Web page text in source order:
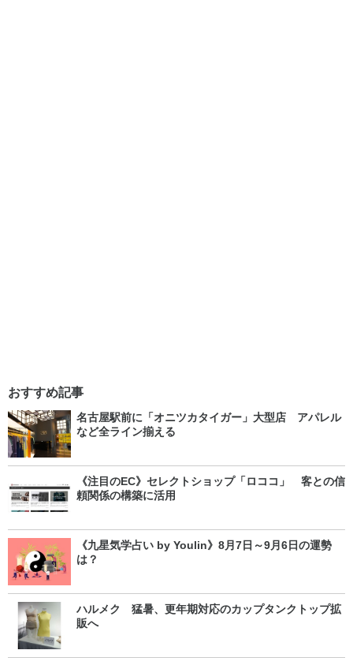
おすすめ記事
名古屋駅前に「オニツカタイガー」大型店 アパレル
など全ライン揃える
《注目のEC》セレクトショップ「ロココ」 客との信
頼関係の構築に活用
《九星気学占い by Youlin》8月7日～9月6日の運勢
は？
ハルメク 猛暑、更年期対応のカップタンクトップ拡
販へ